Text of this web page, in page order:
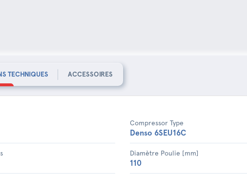
TECHNIQUES ACCESSOIRES
Compressor Type
Denso 6SEU16C
Diamètre Poulie [mm]
110